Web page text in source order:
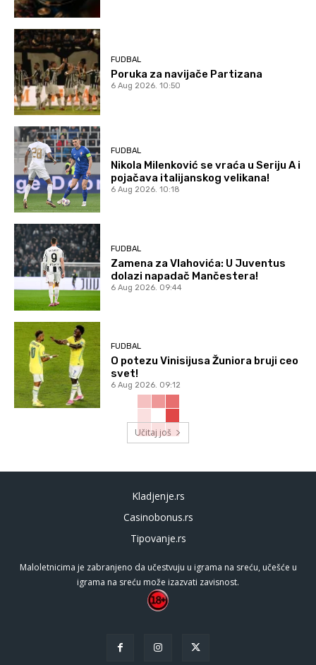
FUDBAL
Poruka za navijače Partizana
6 Aug 2026. 10:50
FUDBAL
Nikola Milenković se vraća u Seriju A i
pojačava italijanskog velikana!
6 Aug 2026. 10:18
FUDBAL
Zamena za Vlahovića: U Juventus
dolazi napadač Mančestera!
6 Aug 2026. 09:44
FUDBAL
O potezu Vinisijusa Žuniora bruji ceo
svet!
6 Aug 2026. 09:12
Učitaj još
Kladjenje.rs
Casinobonus.rs
Tipovanje.rs
Maloletnicima je zabranjeno da učestvuju u igrama na sreću, učešće u
igrama na sreću može izazvati zavisnost.